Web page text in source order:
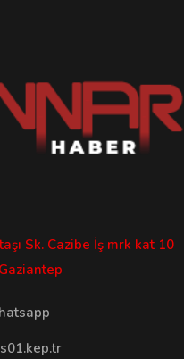
Sk. Cazibe İş mrk kat 10